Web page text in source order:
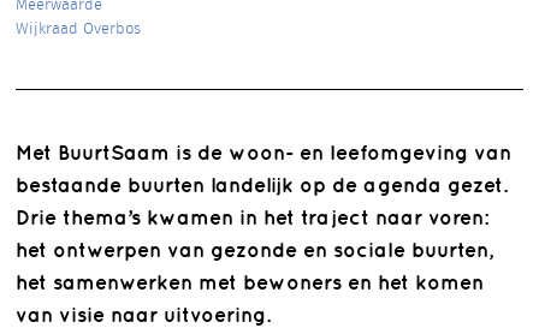
Meerwaarde
Wijkraad Overbos
Met BuurtSaam is de woon- en leefomgeving van
bestaande buurten landelijk op de agenda gezet.
Drie thema’s kwamen in het traject naar voren:
het ontwerpen van gezonde en sociale buurten,
het samenwerken met bewoners en het komen
van visie naar uitvoering.